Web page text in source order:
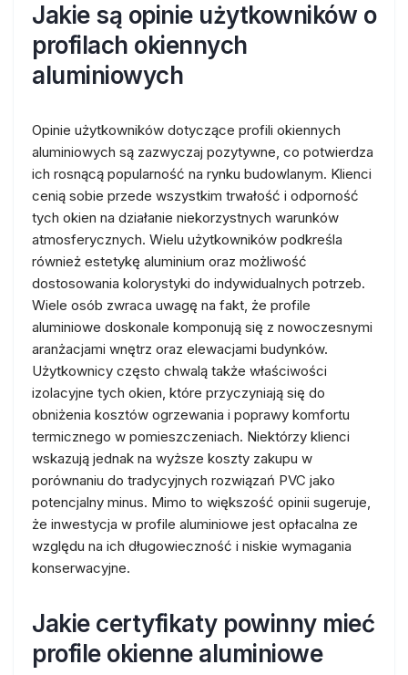
Jakie są opinie użytkowników o
profilach okiennych
aluminiowych
Opinie użytkowników dotyczące profili okiennych
aluminiowych są zazwyczaj pozytywne, co potwierdza
ich rosnącą popularność na rynku budowlanym. Klienci
cenią sobie przede wszystkim trwałość i odporność
tych okien na działanie niekorzystnych warunków
atmosferycznych. Wielu użytkowników podkreśla
również estetykę aluminium oraz możliwość
dostosowania kolorystyki do indywidualnych potrzeb.
Wiele osób zwraca uwagę na fakt, że profile
aluminiowe doskonale komponują się z nowoczesnymi
aranżacjami wnętrz oraz elewacjami budynków.
Użytkownicy często chwalą także właściwości
izolacyjne tych okien, które przyczyniają się do
obniżenia kosztów ogrzewania i poprawy komfortu
termicznego w pomieszczeniach. Niektórzy klienci
wskazują jednak na wyższe koszty zakupu w
porównaniu do tradycyjnych rozwiązań PVC jako
potencjalny minus. Mimo to większość opinii sugeruje,
że inwestycja w profile aluminiowe jest opłacalna ze
względu na ich długowieczność i niskie wymagania
konserwacyjne.
Jakie certyfikaty powinny mieć
profile okienne aluminiowe